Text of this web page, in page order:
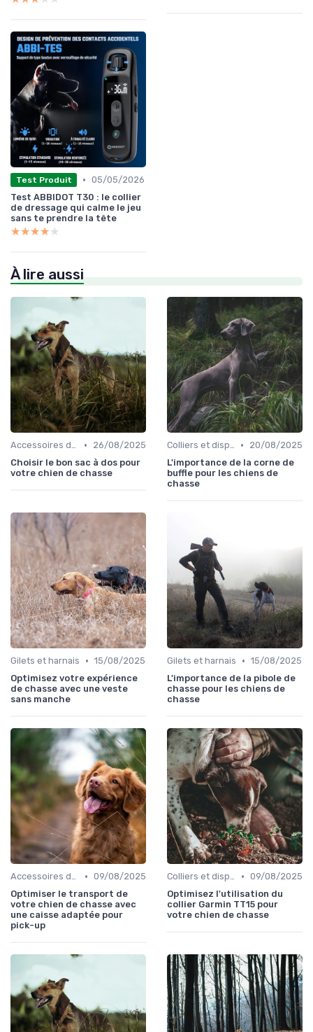
Test Produit • 05/05/2026
Test ABBIDOT T30 : le collier
de dressage qui calme le jeu
sans te prendre la tête
★★★★★
★★★★★
À lire aussi
Accessoires de transport •
26/08/2025
Choisir le bon sac à dos pour
votre chien de chasse
Colliers et dispositifs de suivi •
20/08/2025
L'importance de la corne de
buffle pour les chiens de
chasse
Gilets et harnais • 15/08/2025
Optimisez votre expérience
de chasse avec une veste
sans manche
Gilets et harnais • 15/08/2025
L'importance de la pibole de
chasse pour les chiens de
chasse
Accessoires de transport • 09/08/2025
Optimiser le transport de
votre chien de chasse avec
une caisse adaptée pour
pick-up
Colliers et dispositifs de suivi • 09/08/2025
Optimisez l'utilisation du
collier Garmin TT15 pour
votre chien de chasse